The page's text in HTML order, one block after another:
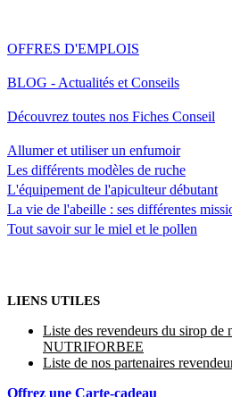
OFFRES D'EMPLOIS
BLOG - Actualités et Conseils
Découvrez toutes nos Fiches Conseil
Allumer et utiliser un enfumoir
Les différents modèles de ruche
L'équipement de l'apiculteur débutant
La vie de l'abeille : ses différentes
Tout savoir sur le miel et le pollen
LIENS UTILES
Liste des revendeurs du sirop de
NUTRIFORBEE
Liste de nos partenaires
Offrez une Carte-cadeau